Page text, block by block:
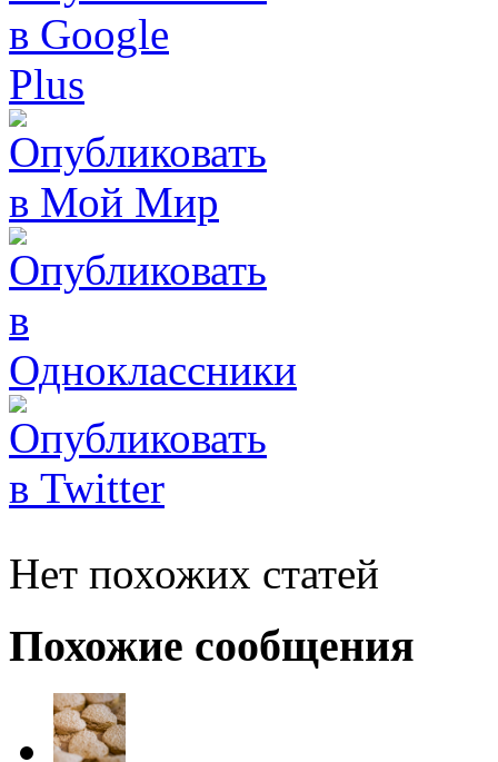
Нет похожих статей
Похожие сообщения